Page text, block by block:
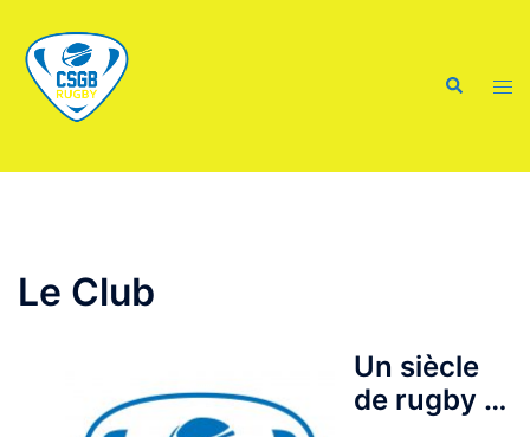
contenu
Le Club
Un siècle
de rugby …